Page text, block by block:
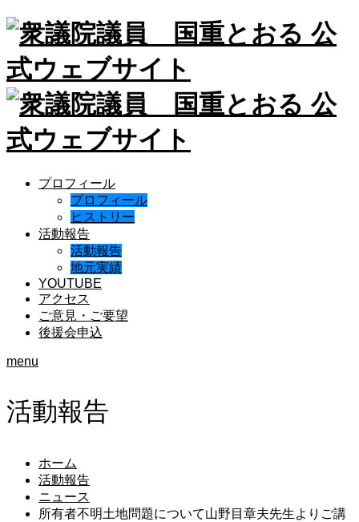
プロフィール
プロフィール
ヒストリー
活動報告
活動報告
地元実績
YOUTUBE
アクセス
ご意見・ご要望
後援会申込
menu
活動報告
ホーム
活動報告
ニュース
所有者不明土地問題について山野目章夫先生よりご講